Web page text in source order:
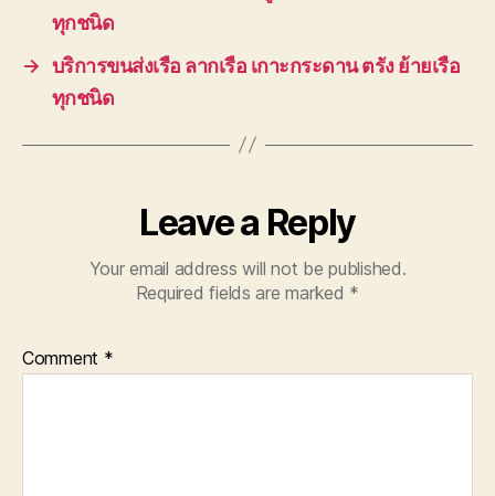
ทุกชนิด
→ บริการขนส่งเรือ ลากเรือ เกาะกระดาน ตรัง ย้ายเรือ
ทุกชนิด
Leave a Reply
Your email address will not be published.
Required fields are marked *
Comment *